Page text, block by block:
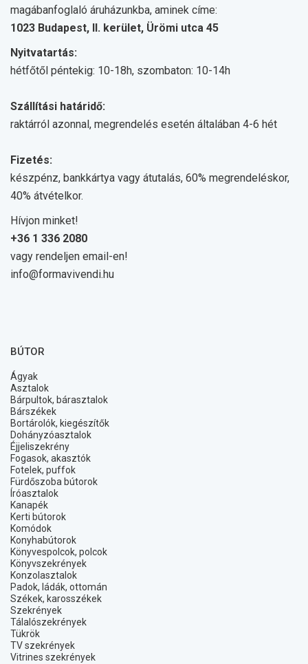
magábanfoglaló áruházunkba, aminek címe:
1023 Budapest, II. kerület, Ürömi utca 45
Nyitvatartás:
hétfőtől péntekig: 10-18h, szombaton: 10-14h
Szállítási határidő:
raktárról azonnal, megrendelés esetén általában 4-6 hét
Fizetés:
készpénz, bankkártya vagy átutalás, 60% megrendeléskor,
40% átvételkor.
Hívjon minket!
+36 1 336 2080
vagy rendeljen email-en!
info@formavivendi.hu
BÚTOR
Ágyak
Asztalok
Bárpultok, bárasztalok
Bárszékek
Bortárolók, kiegészítők
Dohányzóasztalok
Éjjeliszekrény
Fogasok, akasztók
Fotelek, puffok
Fürdőszoba bútorok
Íróasztalok
Kanapék
Kerti bútorok
Komódok
Konyhabútorok
Könyvespolcok, polcok
Könyvszekrények
Konzolasztalok
Padok, ládák, ottomán
Székek, karosszékek
Szekrények
Tálalószekrények
Tükrök
TV szekrények
Vitrines szekrények